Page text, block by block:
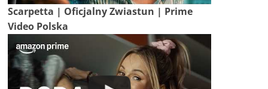
Scarpetta | Oficjalny Zwiastun | Prime
Video Polska